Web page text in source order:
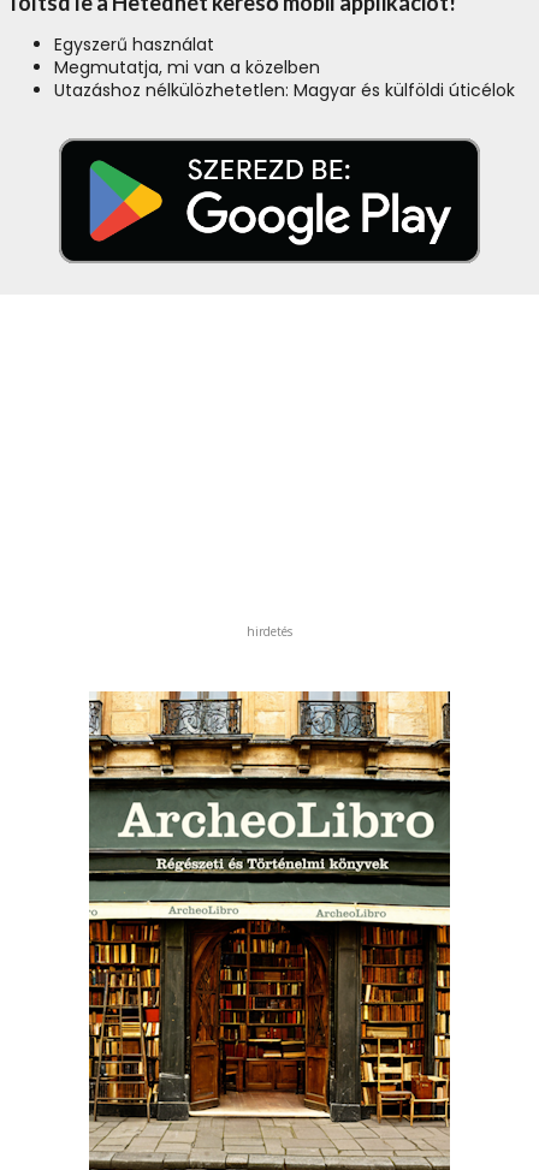
Egyszerű használat
Megmutatja, mi van a közelben
Utazáshoz nélkülözhetetlen: Magyar és külföldi úticélok
hirdetés